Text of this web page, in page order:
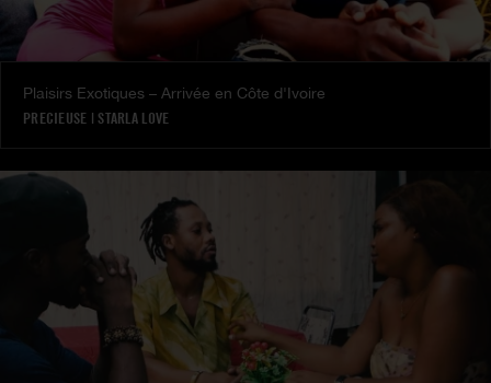
Plaisirs Exotiques – Arrivée en Côte d'Ivoire
PRECIEUSE | STARLA LOVE